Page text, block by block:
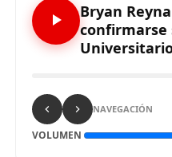
Comparte esto:
Bryan
confirmarse
NAVEGACIÓN
VOLUMEN